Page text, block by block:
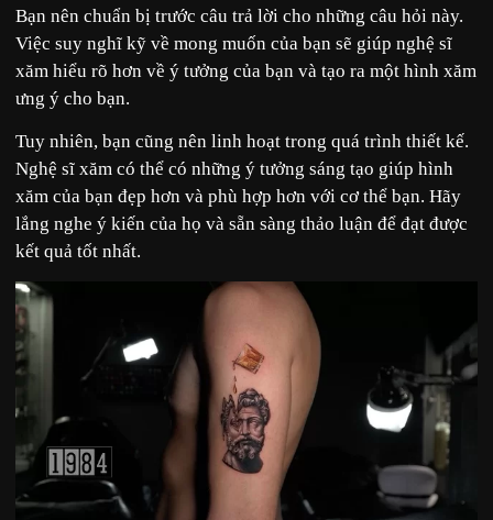
Bạn nên chuẩn bị trước câu trả lời cho những câu hỏi này.
Việc suy nghĩ kỹ về mong muốn của bạn sẽ giúp nghệ sĩ
xăm hiểu rõ hơn về ý tưởng của bạn và tạo ra một hình xăm
ưng ý cho bạn.
Tuy nhiên, bạn cũng nên linh hoạt trong quá trình thiết kế.
Nghệ sĩ xăm có thể có những ý tưởng sáng tạo giúp hình
xăm của bạn đẹp hơn và phù hợp hơn với cơ thể bạn. Hãy
lắng nghe ý kiến của họ và sẵn sàng thảo luận để đạt được
kết quả tốt nhất.